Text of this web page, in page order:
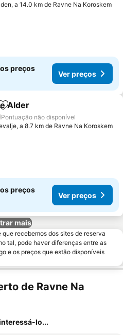
a 14.0 km de Ravne Na Koroskem
preços
Ver preços
Adicionar aos favoritos
Alder
Pontuação não disponível
a 8.7 km de Ravne Na Koroskem
preços
Ver preços
mais
recebemos dos sites de reserva
tal, pode haver diferenças entre as
e os preços que estão disponíveis
de Ravne Na
lo...